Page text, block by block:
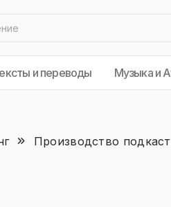
и переводы Музыка и
Производство